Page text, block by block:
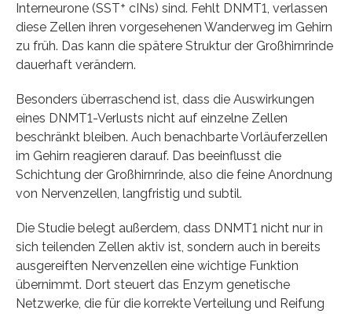
Interneurone (SST⁺ cINs) sind. Fehlt DNMT1, verlassen
diese Zellen ihren vorgesehenen Wanderweg im Gehirn
zu früh. Das kann die spätere Struktur der Großhirnrinde
dauerhaft verändern.
Besonders überraschend ist, dass die Auswirkungen
eines DNMT1-Verlusts nicht auf einzelne Zellen
beschränkt bleiben. Auch benachbarte Vorläuferzellen
im Gehirn reagieren darauf. Das beeinflusst die
Schichtung der Großhirnrinde, also die feine Anordnung
von Nervenzellen, langfristig und subtil.
Die Studie belegt außerdem, dass DNMT1 nicht nur in
sich teilenden Zellen aktiv ist, sondern auch in bereits
ausgereiften Nervenzellen eine wichtige Funktion
übernimmt. Dort steuert das Enzym genetische
Netzwerke, die für die korrekte Verteilung und Reifung